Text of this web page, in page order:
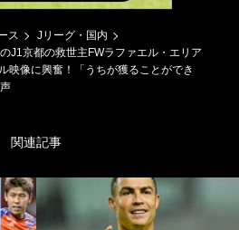
ス
Jリーグ・国内
J1京都の救世主FWラファエル・エリア
映像に興奮！「うちが獲ることができ
関連記事